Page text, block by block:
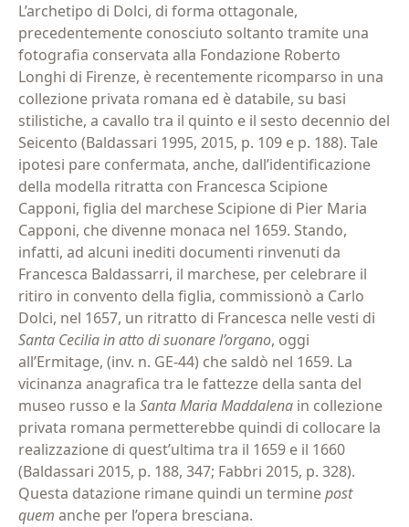
L’archetipo di Dolci, di forma ottagonale,
precedentemente conosciuto soltanto tramite una
fotografia conservata alla Fondazione Roberto
Longhi di Firenze, è recentemente ricomparso in una
collezione privata romana ed è databile, su basi
stilistiche, a cavallo tra il quinto e il sesto decennio del
Seicento (Baldassari 1995, 2015, p. 109 e p. 188). Tale
ipotesi pare confermata, anche, dall’identificazione
della modella ritratta con Francesca Scipione
Capponi, figlia del marchese Scipione di Pier Maria
Capponi, che divenne monaca nel 1659. Stando,
infatti, ad alcuni inediti documenti rinvenuti da
Francesca Baldassarri, il marchese, per celebrare il
ritiro in convento della figlia, commissionò a Carlo
Dolci, nel 1657, un ritratto di Francesca nelle vesti di
Santa Cecilia in atto di suonare l’organo, oggi
all’Ermitage, (inv. n. GE-44) che saldò nel 1659. La
vicinanza anagrafica tra le fattezze della santa del
museo russo e la Santa Maria Maddalena in collezione
privata romana permetterebbe quindi di collocare la
realizzazione di quest’ultima tra il 1659 e il 1660
(Baldassari 2015, p. 188, 347; Fabbri 2015, p. 328).
Questa datazione rimane quindi un terminepost
quem anche per l’opera bresciana.